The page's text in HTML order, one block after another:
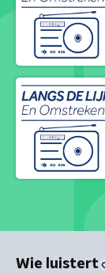
Wie luistert